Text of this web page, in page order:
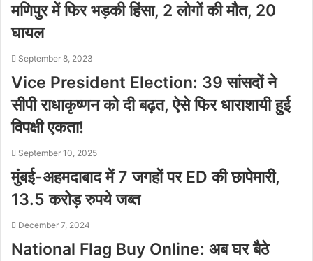
मणिपुर में फिर भड़की हिंसा, 2 लोगों की मौत, 20
घायल
September 8, 2023
Vice President Election: 39 सांसदों ने
सीपी राधाकृष्णन को दी बढ़त, ऐसे फिर धाराशायी हुई
विपक्षी एकता!
September 10, 2025
मुंबई-अहमदाबाद में 7 जगहों पर ED की छापेमारी,
13.5 करोड़ रुपये जब्त
December 7, 2024
National Flag Buy Online: अब घर बैठे